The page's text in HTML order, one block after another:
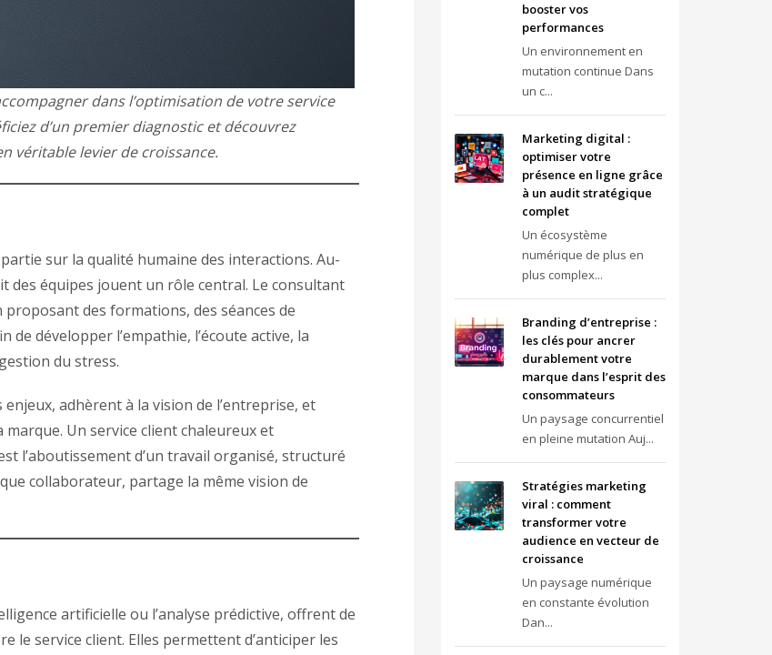
dans l’optimisation de votre service
d’un premier diagnostic et découvrez
véritable levier de croissance.
sur la qualité humaine des interactions. Au-
des équipes jouent un rôle central. Le consultant
des formations, des séances de
développer l’empathie, l’écoute active, la
du stress.
adhèrent à la vision de l’entreprise, et
Un service client chaleureux et
l’aboutissement d’un travail organisé, structuré
collaborateur, partage la même vision de
artificielle ou l’analyse prédictive, offrent de
service client. Elles permettent d’anticiper les
booster vos
performances
Un environnement en
mutation continue Dans
un c...
Marketing digital :
optimiser votre
présence en ligne grâce
à un audit stratégique
complet
Un écosystème
numérique de plus en
plus complex...
Branding d’entreprise :
les clés pour ancrer
durablement votre
marque dans l’esprit des
consommateurs
Un paysage concurrentiel
en pleine mutation Auj...
Stratégies marketing
viral : comment
transformer votre
audience en vecteur de
croissance
Un paysage numérique
en constante évolution
Dan...